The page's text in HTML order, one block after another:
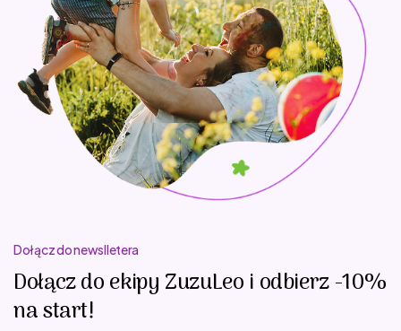
Dołącz do newslletera
Dołącz do ekipy ZuzuLeo i odbierz -10%
na start!